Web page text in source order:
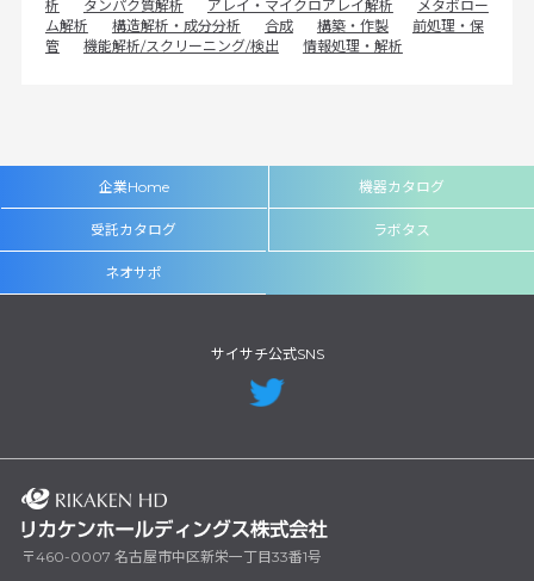
析
タンパク質解析 アレイ・マイクロアレイ解析
メタボロー
ム解析
構造解析・成分分析 合成 構築・作製
前処理・保
管
機能解析/スクリーニング/検出 情報処理・解析
企業Home 機器カタログ
受託カタログ ラボタス
ネオサポ
サイサチ公式SNS
〒460-0007 名古屋市中区新栄一丁目33番1号